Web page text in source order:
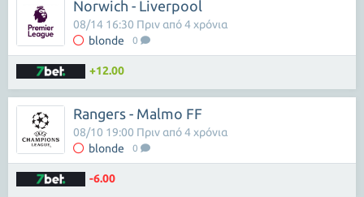
Norwich - Liverpool
blonde 0
08/14 16:30 Πριν από 4 χρόνια
+12.00
Rangers - Malmo FF
blonde 0
08/10 19:00 Πριν από 4 χρόνια
-6.00